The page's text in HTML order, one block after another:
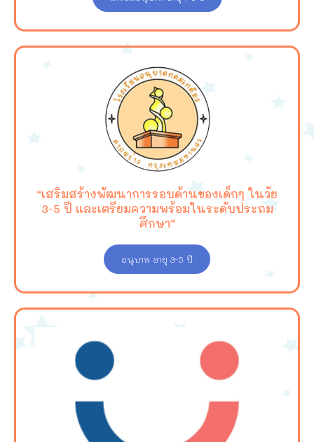
“เสริมสร้างพัฒนาการรอบด้านของเด็กๆ ในวัย
3-5 ปี และเตรียมความพร้อมในระดับประถม
ศึกษา”
อนุบาล อายุ 3-5 ปี